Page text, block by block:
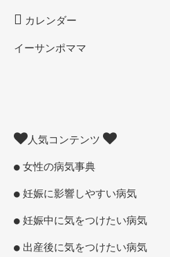
カレンダー
イーサンポママ
人気コンテンツ
女性の病気事典
妊娠に影響しやすい病気
妊娠中に気をつけたい病気
出産後に気をつけたい病気